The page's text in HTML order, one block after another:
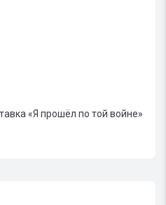
«Я прошёл по той войне»